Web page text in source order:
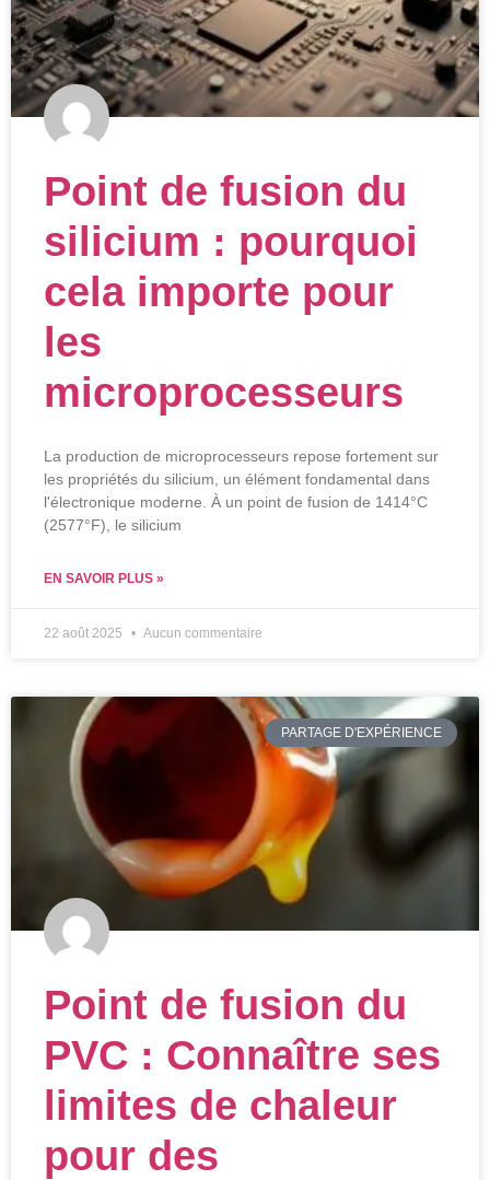
Point de fusion du
silicium : pourquoi
cela importe pour
les
microprocesseurs
La production de microprocesseurs repose fortement sur
les propriétés du silicium, un élément fondamental dans
l'électronique moderne. À un point de fusion de 1414°C
(2577°F), le silicium
EN SAVOIR PLUS »
22 août 2025 Aucun commentaire
PARTAGE D'EXPÉRIENCE
Point de fusion du
PVC : Connaître ses
limites de chaleur
pour des